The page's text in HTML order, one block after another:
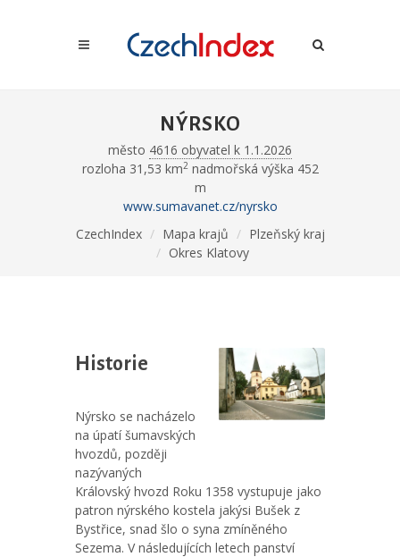
NÝRSKO
město 4616 obyvatel k 1.1.2026
rozloha 31,53 km2nadmořská výška 452
m
www.sumavanet.cz/nyrsko
CzechIndex
Mapa krajů
Plzeňský kraj
Okres Klatovy
Historie
Nýrsko se nacházelo
na úpatí šumavských
hvozdů, později
nazývaných
Královský hvozd Roku 1358 vystupuje jako
patron nýrského kostela jakýsi Bušek z
Bystřice, snad šlo o syna zmíněného
Sezema. V následujících letech panství